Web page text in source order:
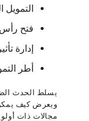
التمويل
فتح
إدارة
أطر
يسلط الحدث
ويعرض كيف
مجالات ذات